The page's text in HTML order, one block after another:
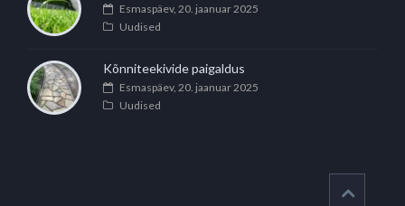
Esmaspäev, 20. jaanuar 2025
Uudised
Kõnniteekivide paigaldus
Esmaspäev, 20. jaanuar 2025
Uudised